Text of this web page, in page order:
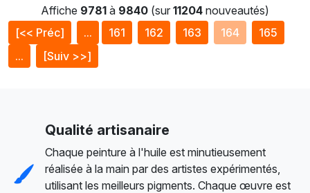
Affiche 9781 à 9840 (sur 11204 nouveautés)
[<< Préc]
... 161 162 163 164
165
...
[Suiv >>]
Qualité artisanaire
Chaque peinture à l'huile est minutieusement
réalisée à la main par des artistes expérimentés,
utilisant les meilleurs pigments. Chaque œuvre est